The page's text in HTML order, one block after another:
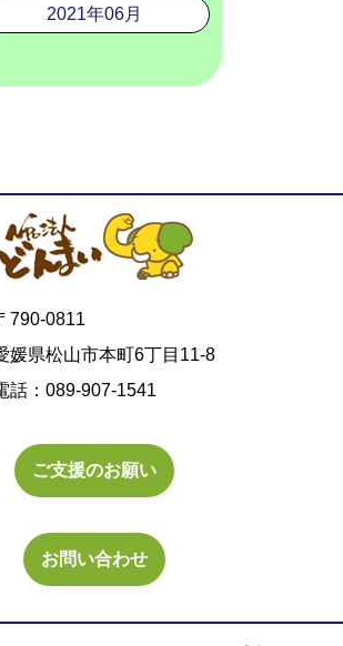
2021年06月
790-0811
媛県松山市本町6丁目11-8
話：089-907-1541
ご支援のお願い
お問い合わせ